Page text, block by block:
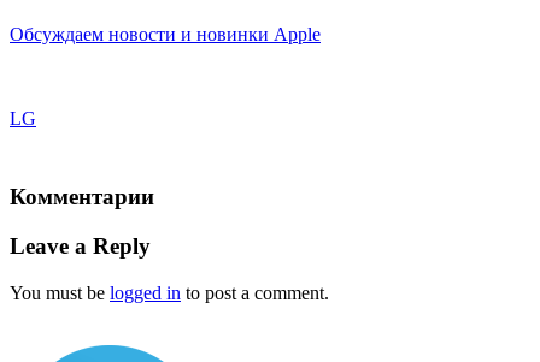
Обсуждаем новости и новинки Apple
LG
Комментарии
Leave a Reply
You must be logged in to post a comment.